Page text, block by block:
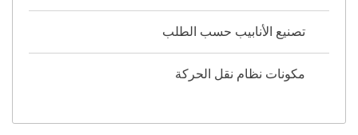
تصنيع الأنابيب حسب الطلب
مكونات نظام نقل الحركة